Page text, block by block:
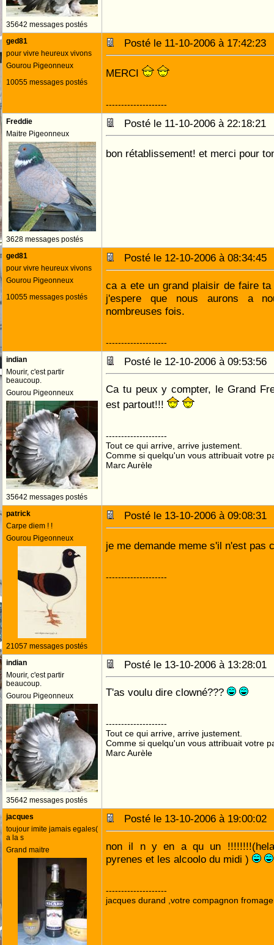
35642 messages postés
ged81
pour vivre heureux vivons
Gourou Pigeonneux
10055 messages postés
Posté le 11-10-2006 à
MERCI
--------------------
Freddie
Maitre Pigeonneux
3628 messages postés
Posté le 11-10-2006 à
bon rétablissement! et merci pour
ged81
pour vivre heureux vivons
Gourou Pigeonneux
10055 messages postés
Posté le 12-10-2006 à
ca a ete un grand plaisir de faire
j'espere que nous aurons a
nombreuses fois.
--------------------
indian
Mourir, c'est partir
beaucoup.
Gourou Pigeonneux
35642 messages postés
Posté le 12-10-2006 à
Ca tu peux y compter, le Grand
est partout!!!
--------------------
Tout ce qui arrive, arrive justement.
Comme si quelqu'un vous attribuait votre
Marc Aurèle
patrick
Carpe diem ! !
Gourou Pigeonneux
21057 messages postés
Posté le 13-10-2006 à
je me demande meme s'il n'est pas
--------------------
indian
Mourir, c'est partir
beaucoup.
Gourou Pigeonneux
35642 messages postés
Posté le 13-10-2006 à
T'as voulu dire clowné???
--------------------
Tout ce qui arrive, arrive justement.
Comme si quelqu'un vous attribuait votre
Marc Aurèle
jacques
toujour imite jamais egales(
a la s
Grand maitre
Posté le 13-10-2006 à
non il n y en a qu un
pyrenes et les alcoolo du midi )
--------------------
jacques durand ,votre compagnon